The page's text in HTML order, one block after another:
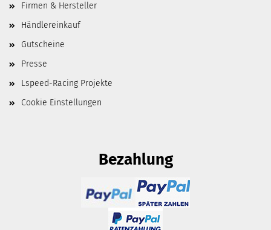
Firmen & Hersteller
Händlereinkauf
Gutscheine
Presse
Lspeed-Racing Projekte
Cookie Einstellungen
Bezahlung